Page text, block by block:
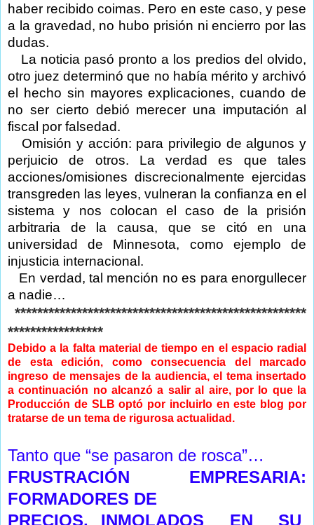
haber recibido coimas. Pero en este caso, y pese
a la gravedad, no hubo prisión ni encierro por las
dudas.
La noticia pasó pronto a los predios del olvido,
otro juez determinó que no había mérito y archivó
el hecho sin mayores explicaciones, cuando de
no ser cierto debió merecer una imputación al
fiscal por falsedad.
Omisión y acción: para privilegio de algunos y
perjuicio de otros. La verdad es que tales
acciones/omisiones discrecionalmente ejercidas
transgreden las leyes, vulneran la confianza en el
sistema y nos colocan el caso de la prisión
arbitraria de la causa, que se citó en una
universidad de Minnesota, como ejemplo de
injusticia internacional.
En verdad, tal mención no es para enorgullecer
a nadie…
****************************************************
*****************
Debido a la falta material de tiempo en el espacio radial
de esta edición, como consecuencia del marcado
ingreso de mensajes de la audiencia, el tema insertado
a continuación no alcanzó a salir al aire, por lo que la
Producción de SLB optó por incluirlo en este blog por
tratarse de un tema de rigurosa actualidad.
Tanto que “se pasaron de rosca”…
FRUSTRACIÓN EMPRESARIA:
FORMADORES DE
PRECIOS, INMOLADOS EN SU